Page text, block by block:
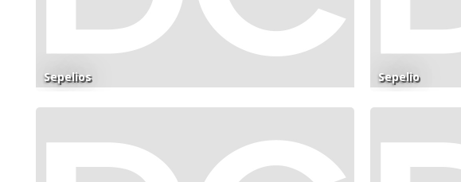
Sepelios Sepelio